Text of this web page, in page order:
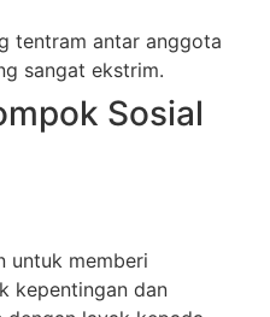
tentram antar anggota
sangat ekstrim.
Sosial
untuk memberi
kepentingan dan